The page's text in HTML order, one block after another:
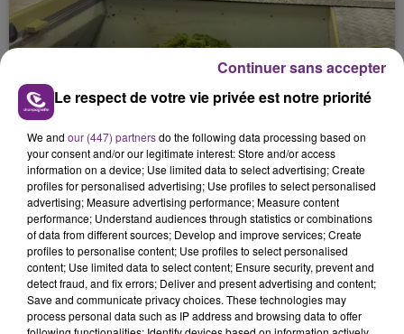
4 juin 2026
LA CELLULE VENDANGES REPREND DU
SERVICE.
3 juin 2026
UN JEUNE HOMME À TROTTINETTE
Le respect de votre vie privée est notre priorité
We and our (447) partnersdo the following data processing based on
your consent and/or our legitimate interest: Store and/or access
information on a device; Use limited data to select advertising; Create
profiles for personalised advertising; Use profiles to select personalised
advertising; Measure advertising performance; Measure content
performance; Understand audiences through statistics or combinations
of data from different sources; Develop and improve services; Create
profiles to personalise content; Use profiles to select personalised
content; Use limited data to select content; Ensure security, prevent and
detect fraud, and fix errors; Deliver and present advertising and content;
Save and communicate privacy choices. These technologies may
process personal data such as IP address and browsing data to offer
Continuer sans accepter